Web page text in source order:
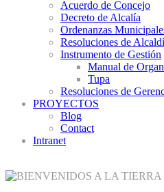
Acuerdo de Concejo
Decreto de Alcalía
Ordenanzas
Resoluciones de
Instrumento de Gestión
Manual de
Tupa
Resoluciones de
PROYECTOS
Blog
Contact
Intranet